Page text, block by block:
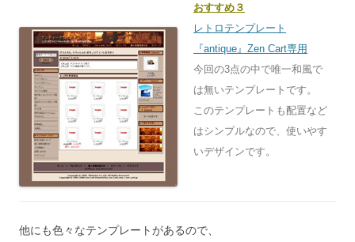
おすすめ３
レトロテンプレート
『antique』Zen Cart専用
今回の3点の中で唯一和風で
は無いテンプレートです。
このテンプレートも配置など
はシンプルなので、使いやす
いデザインです。
他にも色々なテンプレートがあるので、